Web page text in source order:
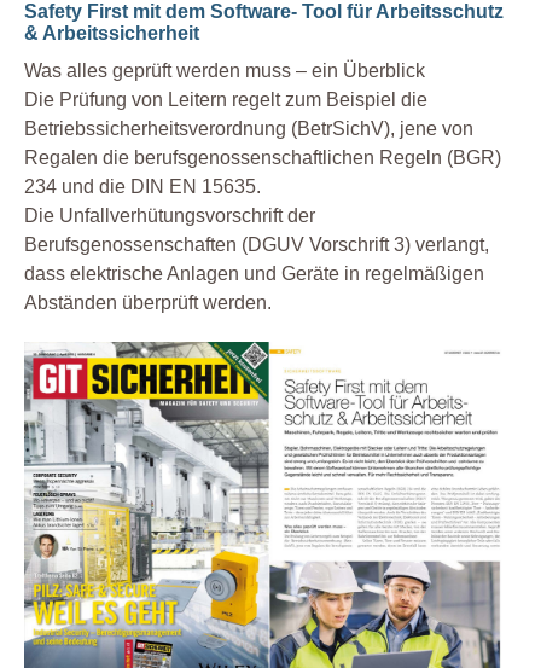
Safety First mit dem Software- Tool für Arbeitsschutz
& Arbeitssicherheit
Was alles geprüft werden muss – ein Überblick
Die Prüfung von Leitern regelt zum Beispiel die
Betriebssicherheitsverordnung (BetrSichV), jene von
Regalen die berufsgenossenschaftlichen Regeln (BGR)
234 und die DIN EN 15635.
Die Unfallverhütungsvorschrift der
Berufsgenossenschaften (DGUV Vorschrift 3) verlangt,
dass elektrische Anlagen und Geräte in regelmäßigen
Abständen überprüft werden.